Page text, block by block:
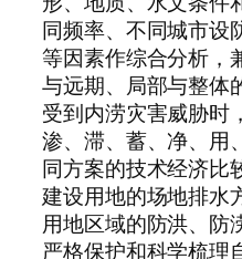
同频率、不同城市设
等因素作综合分析，
与远期、局部与整体
受到内涝灾害威胁时
渗、滞、蓄、净、用
同方案的技术经济比
建设用地的场地排水
用地区域的防洪、防
严格保护和科学梳理